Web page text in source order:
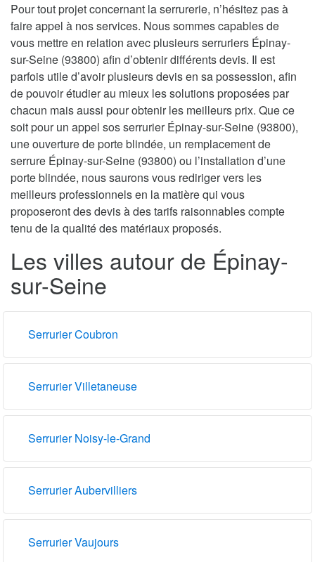
Pour tout projet concernant la serrurerie, n’hésitez pas à
faire appel à nos services. Nous sommes capables de
vous mettre en relation avec plusieurs serruriers Épinay-
sur-Seine (93800) afin d’obtenir différents devis. Il est
parfois utile d’avoir plusieurs devis en sa possession, afin
de pouvoir étudier au mieux les solutions proposées par
chacun mais aussi pour obtenir les meilleurs prix. Que ce
soit pour un appel sos serrurier Épinay-sur-Seine (93800),
une ouverture de porte blindée, un remplacement de
serrure Épinay-sur-Seine (93800) ou l’installation d’une
porte blindée, nous saurons vous rediriger vers les
meilleurs professionnels en la matière qui vous
proposeront des devis à des tarifs raisonnables compte
tenu de la qualité des matériaux proposés.
Les villes autour de Épinay-
sur-Seine
Serrurier Coubron
Serrurier Villetaneuse
Serrurier Noisy-le-Grand
Serrurier Aubervilliers
Serrurier Vaujours